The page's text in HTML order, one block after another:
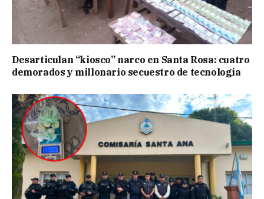
Desarticulan “kiosco” narco en Santa Rosa: cuatro
demorados y millonario secuestro de tecnología